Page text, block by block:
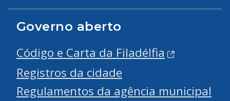
Governo aberto
Código e Carta da Filadélfia
Registros da cidade
Regulamentos da agência municipal